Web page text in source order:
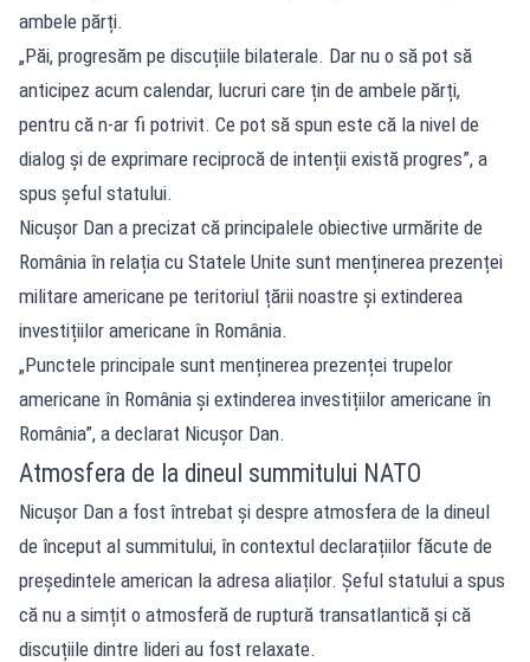
ambele părți.
„Păi, progresăm pe discuțiile bilaterale. Dar nu o să pot să
anticipez acum calendar, lucruri care țin de ambele părți,
pentru că n-ar fi potrivit. Ce pot să spun este că la nivel de
dialog și de exprimare reciprocă de intenții există progres”, a
spus șeful statului.
Nicușor Dan a precizat că principalele obiective urmărite de
România în relația cu Statele Unite sunt menținerea prezenței
militare americane pe teritoriul țării noastre și extinderea
investițiilor americane în România.
„Punctele principale sunt menținerea prezenței trupelor
americane în România și extinderea investițiilor americane în
România”, a declarat Nicușor Dan.
Atmosfera de la dineul summitului NATO
Nicușor Dan a fost întrebat și despre atmosfera de la dineul
de început al summitului, în contextul declarațiilor făcute de
președintele american la adresa aliaților. Șeful statului a spus
că nu a simțit o atmosferă de ruptură transatlantică și că
discuțiile dintre lideri au fost relaxate.